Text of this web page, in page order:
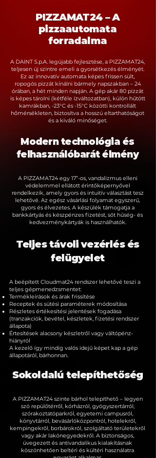
PIZZAMAT24 – A
pizzaautomata
forradalma
A DAINT S.p.A. legújabb fejlesztése, a PIZZAMAT24,
teljesen új szintre emeli a gyorsétkezés élményét.
Ez az innovatív automata képes frissen sült,
ropogós pizzát kínálni bármely napszakban – 24
órában, a hét minden napján. A gép akár 80 pizzát
is képes tárolni (kétféle ízváltozatban), külön hűtött
kamrákban, -23°C és -15°C közötti kontrollált
hőmérsékleten, biztosítva a hosszú eltarthatóságot
és a kiváló minőséget.
Modern technológia és
felhasználóbarát élmény
A PIZZAMAT24 egy 17”-os, vandalizmus elleni
védelemmel ellátott érintőképernyővel
rendelkezik, amely gyors és intuitív választást tesz
lehetővé. Az egész vásárlási folyamat egyszerű,
gyors és élvezetes. A készülék támogatja a
bankkártyás és készpénzes fizetést, sőt hűség- és
kedvezménykártyák is használhatók.
Teljes távoli vezérlés és
felügyelet
A beépített Cloudmat24 rendszer lehetővé teszi a
teljes gépmenedzsmentet:
Termékleírások és árak frissítése
Receptek és sütési paraméterek módosítása
Részletes értékesítési jelentések fogadása
(tranzakciók, bevétel, készletek, fizetési rendszer
állapota)
Értesítések alacsony készletről vagy váltópénz-
hiányról
A kezelő így mindig valós idejű képet kap a gép
állapotáról, bárhonnan.
Sokoldalú telepíthetőség
A PIZZAMAT24 szinte bárhol telepíthető – legyen
szó repülőtérről, kórházról, gyógyszertárról,
szórakoztatóparkról, egyetemi campusról,
könyvtárról, bevásárlóközpontról, hotelekről,
kempingekről, borbárokról, szolgáltató területekről
vagy akár lakónegyedekről. A biztonságos,
üvegezett és antivandalikus kialakításnak
köszönhetően beltéri és kültéri használatra